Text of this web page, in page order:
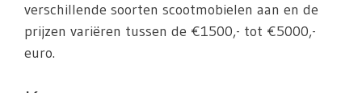
verschillende soorten scootmobielen aan en de
prijzen variëren tussen de €1500,- tot €5000,-
euro.